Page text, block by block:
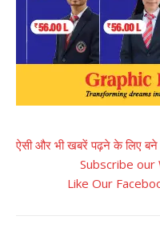
ऐसी और भी खबरें पढ़ने के लिए
Subscribe our
Like Our